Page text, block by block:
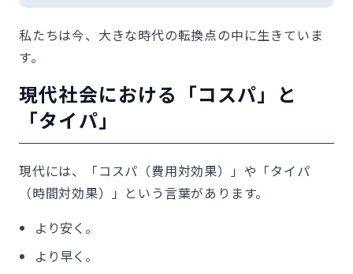
私たちは今、大きな時代の転換点の中に生きていま
す。
現代社会における「コスパ」と
「タイパ」
現代には、「コスパ（費用対効果）」や「タイパ
（時間対効果）」という言葉があります。
より安く。
より早く。